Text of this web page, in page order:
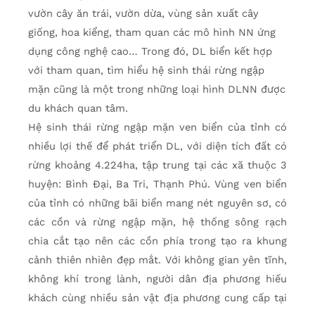
vườn cây ăn trái, vườn dừa, vùng sản xuất cây
giống, hoa kiểng, tham quan các mô hình NN ứng
dụng công nghệ cao… Trong đó, DL biển kết hợp
với tham quan, tìm hiểu hệ sinh thái rừng ngập
mặn cũng là một trong những loại hình DLNN được
du khách quan tâm.
Hệ sinh thái rừng ngập mặn ven biển của tỉnh có
nhiều lợi thế để phát triển DL, với diện tích đất có
rừng khoảng 4.224ha, tập trung tại các xã thuộc 3
huyện: Bình Đại, Ba Tri, Thạnh Phú. Vùng ven biển
của tỉnh có những bãi biển mang nét nguyên sơ, có
các cồn và rừng ngập mặn, hệ thống sông rạch
chia cắt tạo nên các cồn phía trong tạo ra khung
cảnh thiên nhiên đẹp mắt. Với không gian yên tĩnh,
không khí trong lành, người dân địa phương hiếu
khách cùng nhiều sản vật địa phương cung cấp tại